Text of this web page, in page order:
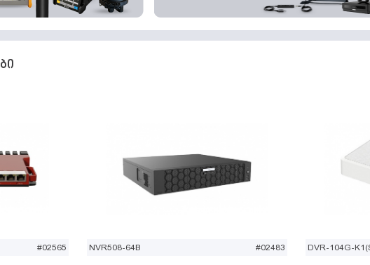
#02565 NVR508-64B #02483 DVR-104G-